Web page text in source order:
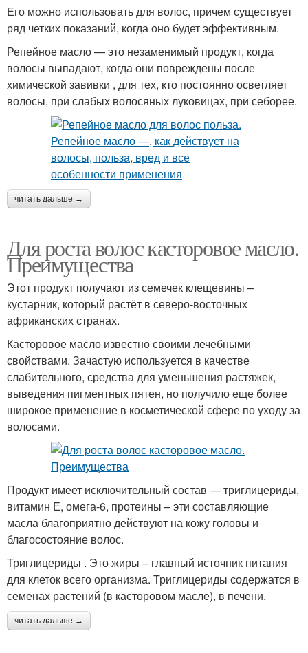
Его можно использовать для волос, причем существует
ряд четких показаний, когда оно будет эффективным.
Репейное масло — это незаменимый продукт, когда
волосы выпадают, когда они повреждены после
химической завивки , для тех, кто постоянно осветляет
волосы, при слабых волосяных луковицах, при себорее.
читать дальше →
Для роста волос касторовое масло.
Преимущества
Этот продукт получают из семечек клещевины –
кустарник, который растёт в северо-восточных
африканских странах.
Касторовое масло известно своими лечебными
свойствами. Зачастую используется в качестве
слабительного, средства для уменьшения растяжек,
выведения пигментных пятен, но получило еще более
широкое применение в косметической сфере по уходу за
волосами.
Продукт имеет исключительный состав — триглицериды,
витамин Е, омега-6, протеины – эти составляющие
масла благоприятно действуют на кожу головы и
благосостояние волос.
Триглицериды . Это жиры – главный источник питания
для клеток всего организма. Триглицериды содержатся в
семенах растений (в касторовом масле), в печени.
читать дальше →